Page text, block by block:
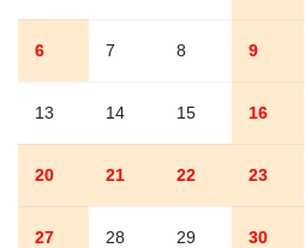
6 7 8 9
13 14 15 16
20 21 22 23
27 28 29 30